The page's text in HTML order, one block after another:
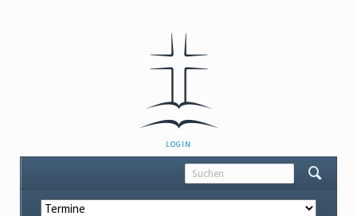
NAVIGATION
ÜBERSPRINGEN
LOGIN
Navigation